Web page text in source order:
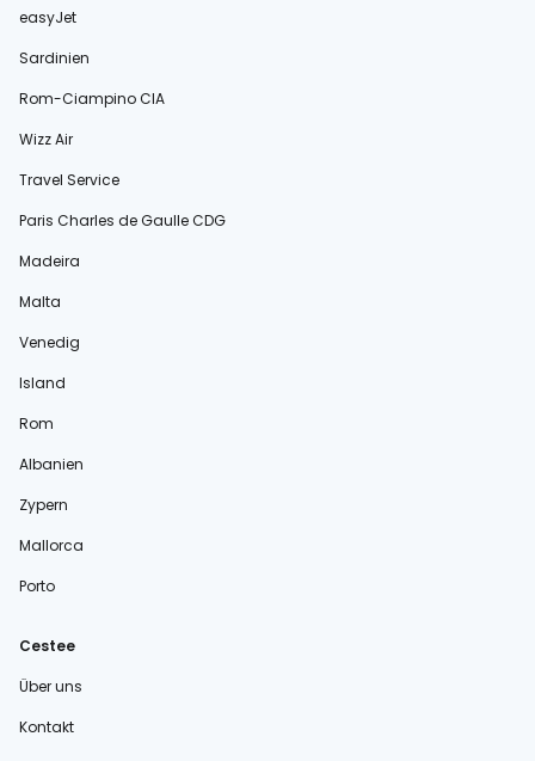
easyJet
Sardinien
Rom-Ciampino CIA
Wizz Air
Travel Service
Paris Charles de Gaulle CDG
Madeira
Malta
Venedig
Island
Rom
Albanien
Zypern
Mallorca
Porto
Cestee
Über uns
Kontakt